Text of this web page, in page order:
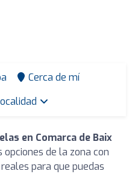
Cerca de mí
en Comarca de Baix
opciones de la zona con
para que puedas